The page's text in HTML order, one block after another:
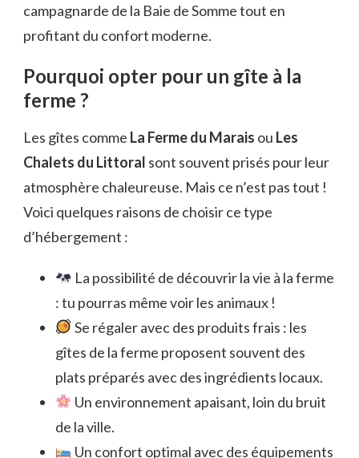
campagnarde de la Baie de Somme tout en
profitant du confort moderne.
Pourquoi opter pour un gîte à la
ferme ?
Les gîtes comme La Ferme du Marais ou Les
Chalets du Littoral sont souvent prisés pour leur
atmosphère chaleureuse. Mais ce n’est pas tout !
Voici quelques raisons de choisir ce type
d’hébergement :
La possibilité de découvrir la vie à la ferme
: tu pourras même voir les animaux !
Se régaler avec des produits frais : les
gîtes de la ferme proposent souvent des
plats préparés avec des ingrédients locaux.
Un environnement apaisant, loin du bruit
de la ville.
Un confort optimal avec des équipements